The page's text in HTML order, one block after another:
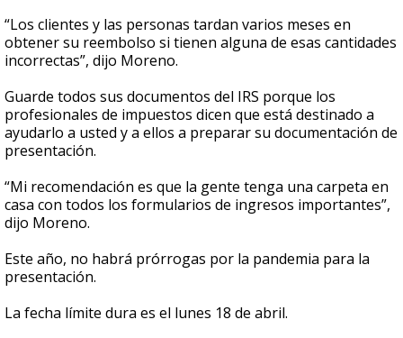
“Los clientes y las personas tardan varios meses en
obtener su reembolso si tienen alguna de esas cantidades
incorrectas”, dijo Moreno.
Guarde todos sus documentos del IRS porque los
profesionales de impuestos dicen que está destinado a
ayudarlo a usted y a ellos a preparar su documentación de
presentación.
“Mi recomendación es que la gente tenga una carpeta en
casa con todos los formularios de ingresos importantes”,
dijo Moreno.
Este año, no habrá prórrogas por la pandemia para la
presentación.
La fecha límite dura es el lunes 18 de abril.